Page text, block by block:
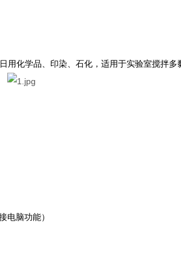
用化学品、印染、石化， 适用于实验室搅拌多
电脑功能）